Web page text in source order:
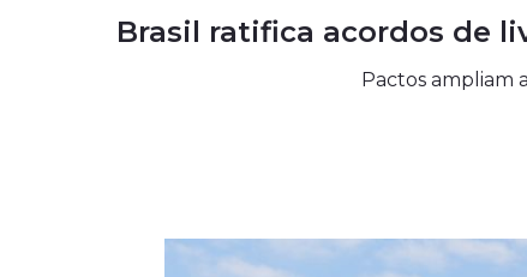
Brasil ratifica acordos de
Pactos ampliam